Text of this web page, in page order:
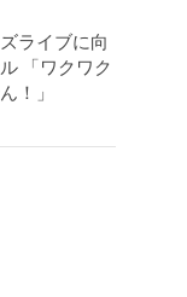
ライブに向
「ワクワク
！」